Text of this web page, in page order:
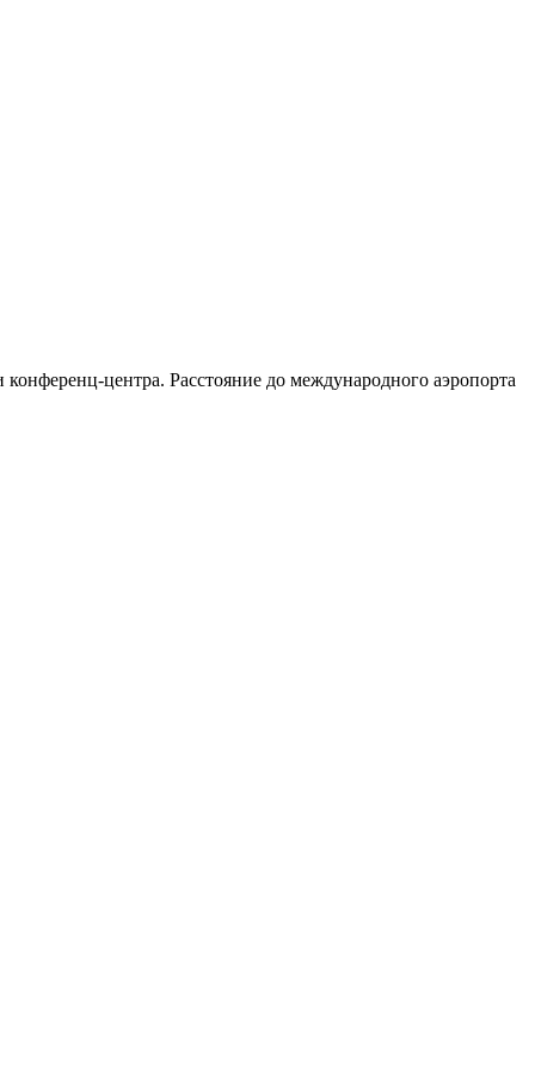
центра. Расстояние до международного аэропорта